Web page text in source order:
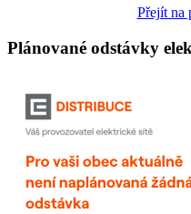
Přejít na
Plánované odstávky